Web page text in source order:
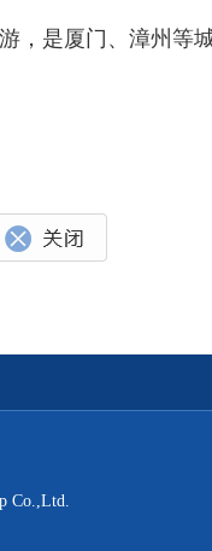
是厦门、漳州等
Co.,Ltd.